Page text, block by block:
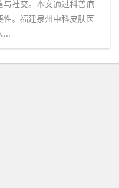
社交。本文通过科普疤
。福建泉州中科皮肤医
...